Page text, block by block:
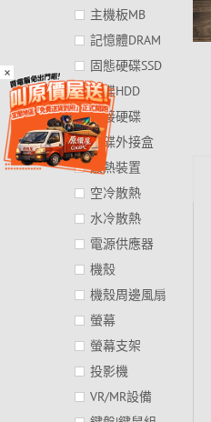
×
主機板MB
記憶體DRAM
固態硬碟SSD
硬碟HDD
外接硬碟
硬碟外接盒
散熱裝置
空冷散熱
水冷散熱
電源供應器
機殼
機殼周邊風扇
螢幕
螢幕支架
投影機
VR/MR設備